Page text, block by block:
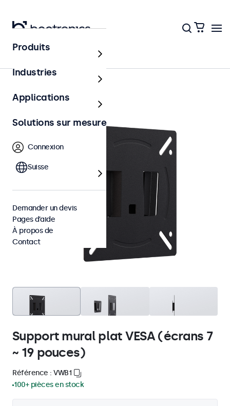
Support mural plat VESA (écrans 7
~ 19 pouces)
Référence : VWB1
100+ pièces en stock
Produits
Industries
Applications
Solutions sur mesure
Connexion
Suisse
Demander un devis
Pages d’aide
À propos de
Contact